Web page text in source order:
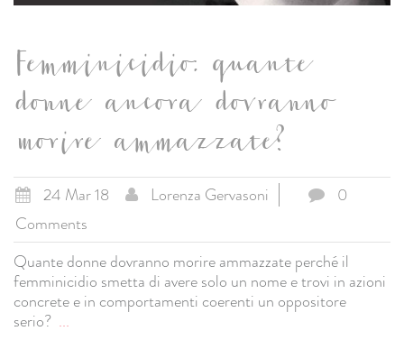
Femminicidio: quante
donne ancora dovranno
morire ammazzate?
24 Mar 18 Lorenza Gervasoni
0
Comments
Quante donne dovranno morire ammazzate perché il
femminicidio smetta di avere solo un nome e trovi in azioni
concrete e in comportamenti coerenti un oppositore
serio? ...